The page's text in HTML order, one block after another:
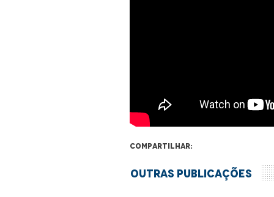
Compartilhar:
Outras Publicações